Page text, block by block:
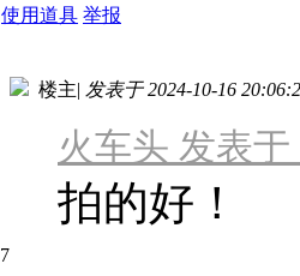
使用道具 举报
楼主| 发表于 2024-10-16
火车头 发表于
拍的好！